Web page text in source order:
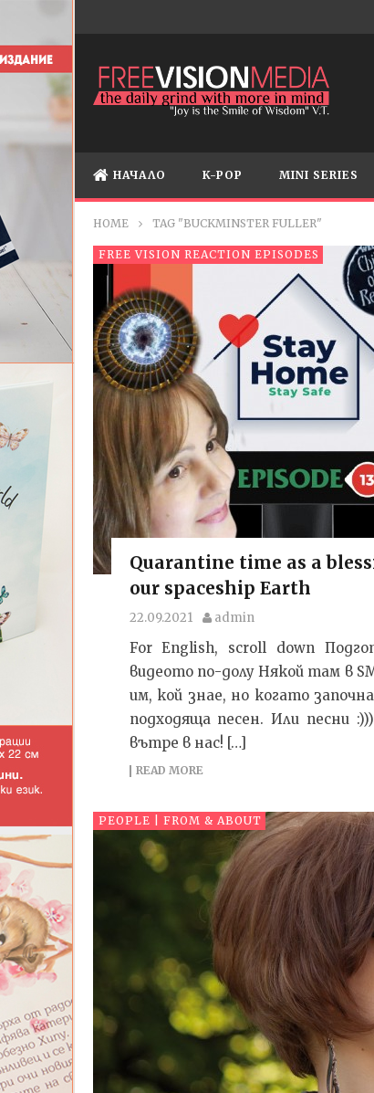
НАЧАЛО K-POP MINI SERIES
HOME TAG "BUCKMINSTER FULLER"
FREE VISION REACTION EPISODES
Quarantine time as a
our spaceship Earth
22.09.2021 admin
For English, scroll down
видеото по-долу Някой там в
им, кой знае, но когато
подходяща песен. Или песни
вътре в нас! […]
READ MORE
PEOPLE | FROM & ABOUT